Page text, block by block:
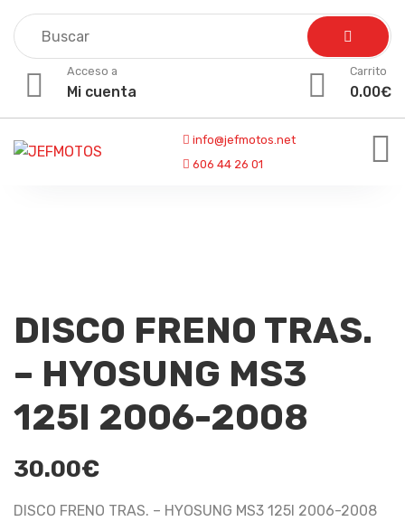
content
Acceso a
Mi cuenta
Carrito
0.00€
info@jefmotos.net
606 44 26 01
DISCO FRENO TRAS.
– HYOSUNG MS3
125I 2006-2008
30.00€
DISCO FRENO TRAS. – HYOSUNG MS3 125I 2006-2008